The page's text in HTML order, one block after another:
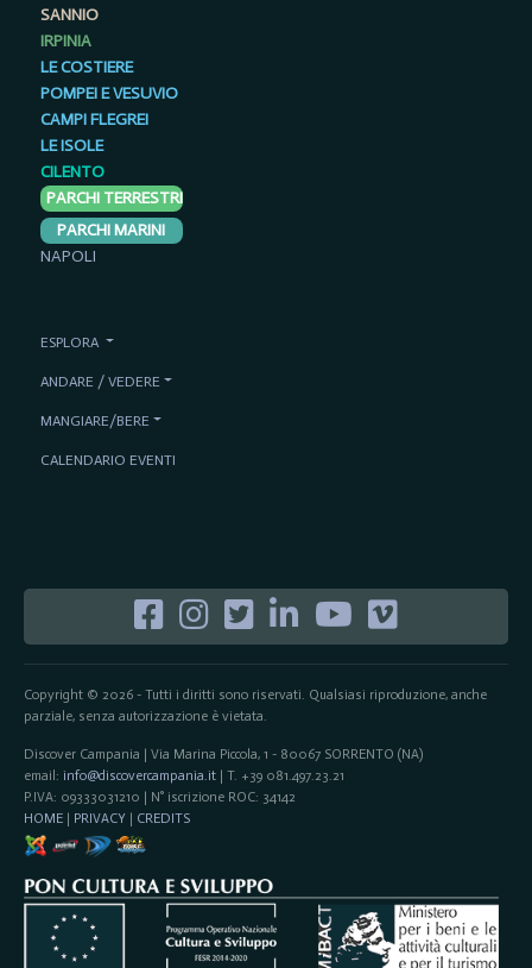
Copyright © 2026 - Tutti i diritti sono riservati. Qualsiasi riproduzione, anche
parziale, senza autorizzazione è vietata.
Discover Campania | Via Marina Piccola, 1 - 80067 SORRENTO (NA)
email: info@discovercampania.it| T. +39 081.497.23.21
P.IVA: 09333031210 | N° iscrizione ROC: 34142
HOME| PRIVACY | CREDITS
SANNIO
IRPINIA
LE COSTIERE
POMPEI E VESUVIO
CAMPI FLEGREI
LE ISOLE
CILENTO
PARCHI TERRESTRI
PARCHI MARINI
NAPOLI
ESPLORA
ANDARE / VEDERE
MANGIARE/BERE
CALENDARIO EVENTI